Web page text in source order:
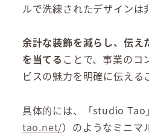
ルで洗練されたデザインは
余計な装飾を減らし、伝え
を当てる ことで、事業のコ
ビスの魅力を明確に伝える
具体的には、「studio Tao
tao.net/）のようなミニマ